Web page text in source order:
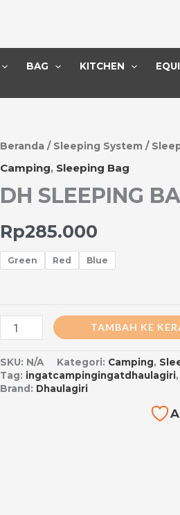
BAG KITCHEN
Beranda / Sleeping System /
Camping, Sleeping Bag
DH SLEEPING
Rp285.000
Green Red Blue
Kuantitas
SLEEPING
BAG
DREAM
700
TAMBAH KE
SKU: N/A Kategori: Camping,
Tag: ingatcampingingatdhaulagiri,
Brand: Dhaulagiri